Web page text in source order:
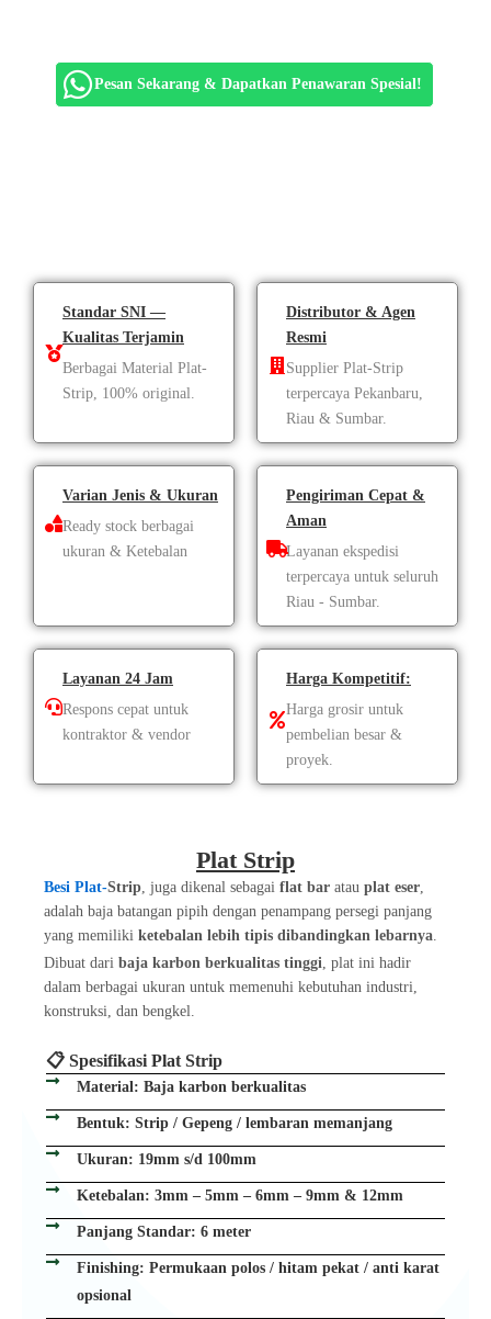
Pesan Sekarang & Dapatkan Penawaran Spesial!
Standar SNI —
Kualitas Terjamin
Berbagai Material Plat-
Strip, 100% original.
Distributor & Agen
Resmi
Supplier Plat-Strip
terpercaya Pekanbaru,
Riau & Sumbar.
Varian Jenis & Ukuran
Ready stock berbagai
ukuran & Ketebalan
Pengiriman Cepat &
Aman
Layanan ekspedisi
terpercaya untuk seluruh
Riau - Sumbar.
Layanan 24 Jam
Respons cepat untuk
kontraktor & vendor
Harga Kompetitif:
Harga grosir untuk
pembelian besar &
proyek.
Plat Strip
Besi Plat-Strip, juga dikenal sebagai flat bar atau plat eser,
adalah baja batangan pipih dengan penampang persegi panjang
yang memiliki ketebalan lebih tipis dibandingkan lebarnya.
Dibuat dari baja karbon berkualitas tinggi, plat ini hadir
dalam berbagai ukuran untuk memenuhi kebutuhan industri,
konstruksi, dan bengkel.
📋 Spesifikasi Plat Strip
Material: Baja karbon berkualitas
Bentuk: Strip / Gepeng / lembaran memanjang
Ukuran: 19mm s/d 100mm
Ketebalan: 3mm – 5mm – 6mm – 9mm & 12mm
Panjang Standar: 6 meter
Finishing: Permukaan polos / hitam pekat / anti karat
opsional